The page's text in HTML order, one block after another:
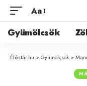
Aa
Gyümölcsök
Éléstár.hu >Gyümölcsök >